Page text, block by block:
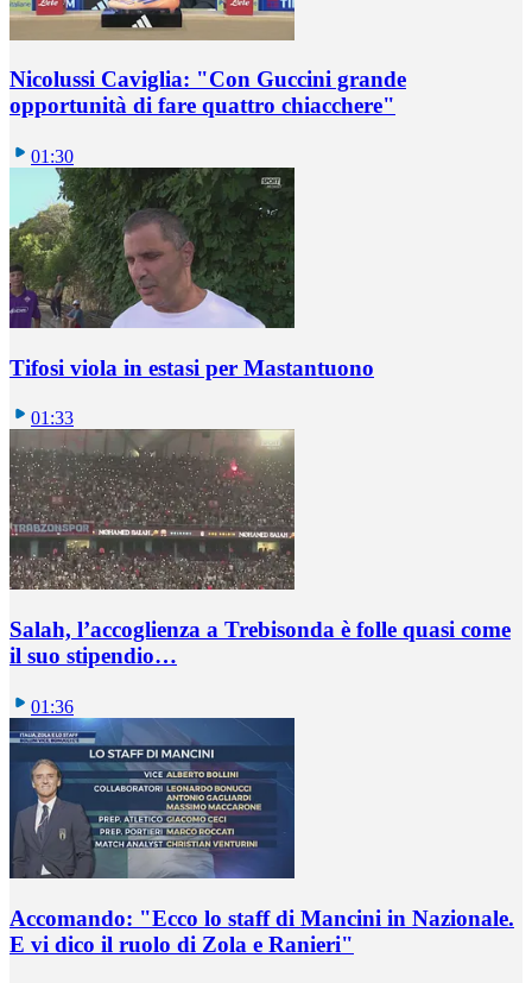
Nicolussi Caviglia: "Con Guccini grande
opportunità di fare quattro chiacchere"
01:30
Tifosi viola in estasi per Mastantuono
01:33
Salah, l’accoglienza a Trebisonda è folle quasi come
il suo stipendio…
01:36
Accomando: "Ecco lo staff di Mancini in Nazionale.
E vi dico il ruolo di Zola e Ranieri"